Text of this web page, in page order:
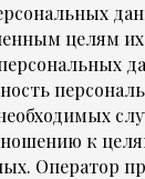
целям их
к
Оператор